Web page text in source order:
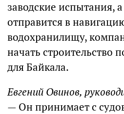
заводские испытания, а
отправится в
водохранилищу,
начать строительство
для Байкала.
Евгений Овинов,
— Он принимает с